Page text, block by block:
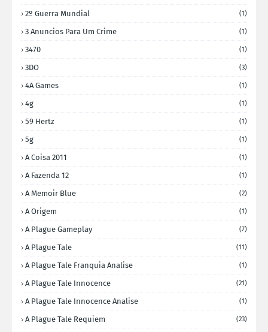
2º Guerra Mundial (1)
3 Anuncios Para Um Crime (1)
3470 (1)
3DO (3)
4A Games (1)
4g (1)
59 Hertz (1)
5g (1)
A Coisa 2011 (1)
A Fazenda 12 (1)
A Memoir Blue (2)
A Origem (1)
A Plague Gameplay (7)
A Plague Tale (11)
A Plague Tale Franquia Analise (1)
A Plague Tale Innocence (21)
A Plague Tale Innocence Analise (1)
A Plague Tale Requiem (23)